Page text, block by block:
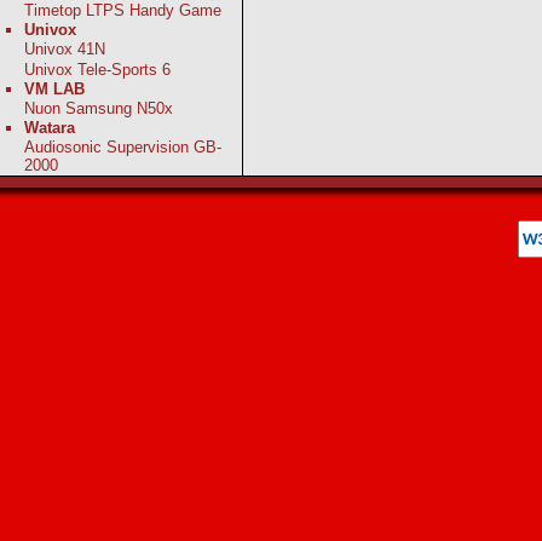
Timetop LTPS Handy Game
Univox
Univox 41N
Univox Tele-Sports 6
VM LAB
Nuon Samsung N50x
Watara
Audiosonic Supervision GB-
2000